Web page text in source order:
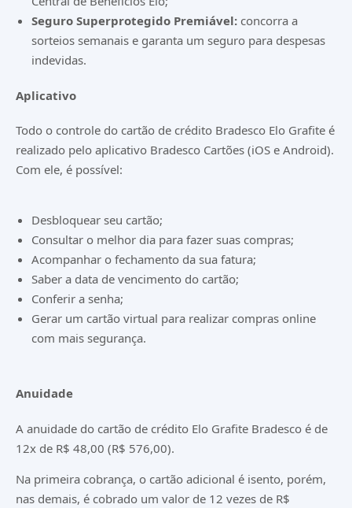
Seguro Superprotegido Premiável: concorra a
sorteios semanais e garanta um seguro para despesas
indevidas.
Aplicativo
Todo o controle do cartão de crédito Bradesco Elo Grafite é
realizado pelo aplicativo Bradesco Cartões (iOS e Android).
Com ele, é possível:
Desbloquear seu cartão;
Consultar o melhor dia para fazer suas compras;
Acompanhar o fechamento da sua fatura;
Saber a data de vencimento do cartão;
Conferir a senha;
Gerar um cartão virtual para realizar compras online
com mais segurança.
Anuidade
A anuidade do cartão de crédito Elo Grafite Bradesco é de
12x de R$ 48,00 (R$ 576,00).
Na primeira cobrança, o cartão adicional é isento, porém,
nas demais, é cobrado um valor de 12 vezes de R$